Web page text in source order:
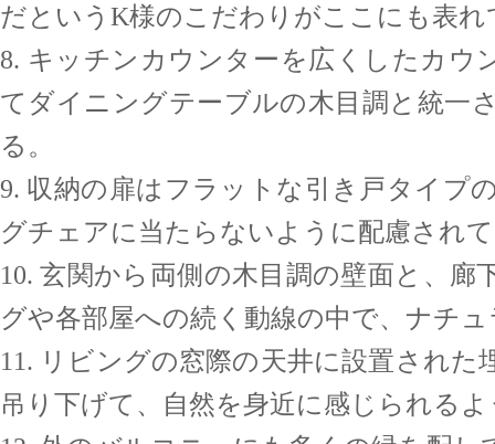
だというK様のこだわりがここにも表れ
8. キッチンカウンターを広くしたカウ
てダイニングテーブルの木目調と統一
る。
9. 収納の扉はフラットな引き戸タイプ
グチェアに当たらないように配慮され
10. 玄関から両側の木目調の壁面と、
グや各部屋への続く動線の中で、ナチ
11. リビングの窓際の天井に設置され
吊り下げて、自然を身近に感じられる